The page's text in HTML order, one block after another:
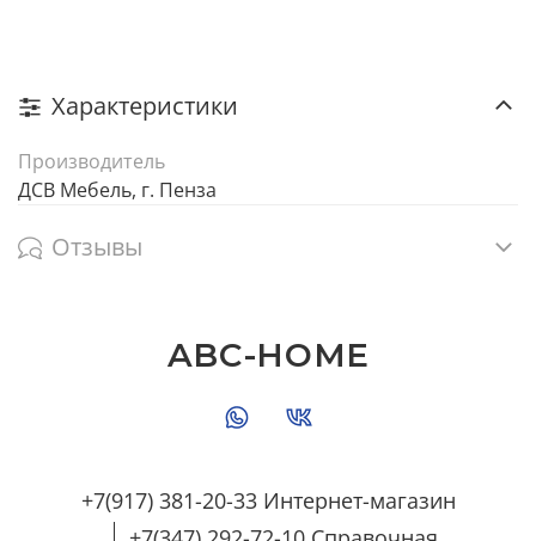
Характеристики
Производитель
ДСВ Мебель, г. Пенза
Отзывы
+7(917) 381-20-33 Интернет-магазин
ABC-HOME